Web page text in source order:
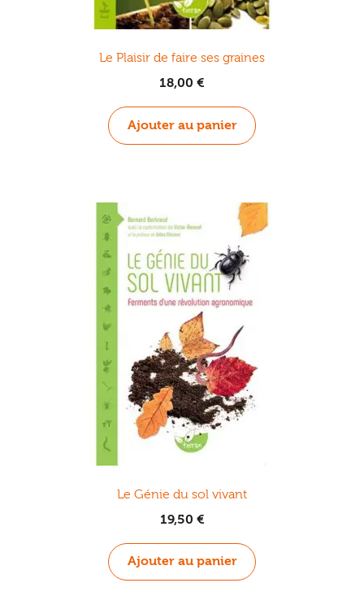
Le Plaisir de faire ses graines
18,00 €
Ajouter au panier
Le Génie du sol vivant
19,50 €
Ajouter au panier